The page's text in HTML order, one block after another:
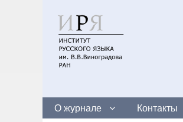
О журнале Контакты